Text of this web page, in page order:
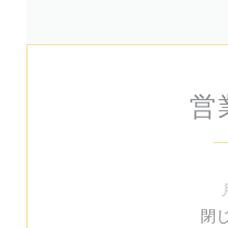
営
閉